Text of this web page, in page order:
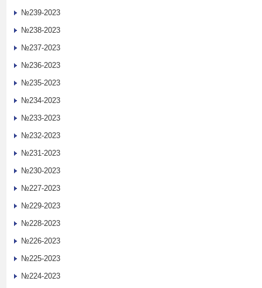
№239-2023
№238-2023
№237-2023
№236-2023
№235-2023
№234-2023
№233-2023
№232-2023
№231-2023
№230-2023
№227-2023
№229-2023
№228-2023
№226-2023
№225-2023
№224-2023